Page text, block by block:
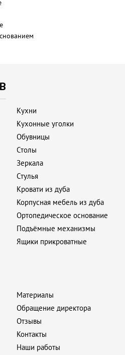
Материалы
Обращение директора
Отзывы
Контакты
Наши работы
Кухни
Кухонные уголки
Обувницы
Столы
Зеркала
Стулья
Кровати из дуба
Корпусная мебель из дуба
Ортопедическое основание
Подъёмные механизмы
Ящики прикроватные